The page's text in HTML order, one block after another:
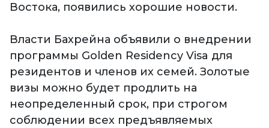
Востока, появились хорошие новости.
Власти Бахрейна объявили о внедрении
программы Golden Residency Visa для
резидентов и членов их семей. Золотые
визы можно будет продлить на
неопределенный срок, при строгом
соблюдении всех предъявляемых